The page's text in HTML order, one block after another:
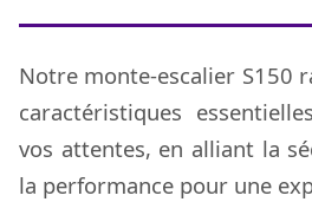
Notre monte-escalier S150
caractéristiques
vos attentes, en alliant la
la performance pour une